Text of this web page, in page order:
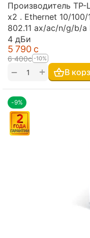
Производитель
х2 . Ethernet 10/
802.11 ax/ac/n/g/b/
4 дБи
5 790 с
6 400с -10%
+
− В
-9%